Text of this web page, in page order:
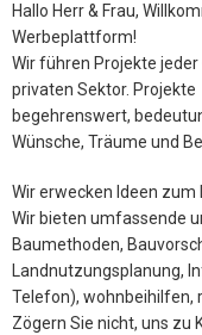
Hallo Herr & Frau,
Werbeplattform!
Wir führen Projekte
privaten Sektor. Projekte
begehrenswert,
Wünsche, Träume und
Wir erwecken Ideen zum
Wir bieten umfassende
Baumethoden,
Landnutzungsplanung,
Telefon), wohnbeihilfen,
Zögern Sie nicht, uns zu